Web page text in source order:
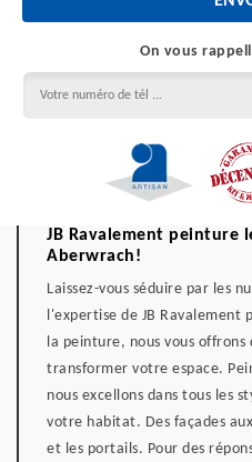
On vous
JB Ravalement peinture
Aberwrach!
Laissez-vous séduire par les
l'expertise de JB Ravalement
la peinture, nous vous
transformer votre espace.
nous excellons dans tous les
votre habitat. Des façades
et les portails. Pour des